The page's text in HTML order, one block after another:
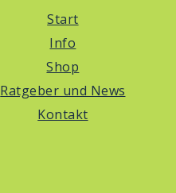
Start
Info
Shop
Ratgeber und News
Kontakt